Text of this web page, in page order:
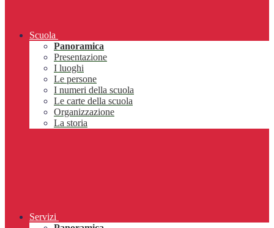
Scuola
Panoramica
Presentazione
I luoghi
Le persone
I numeri della scuola
Le carte della scuola
Organizzazione
La storia
Servizi